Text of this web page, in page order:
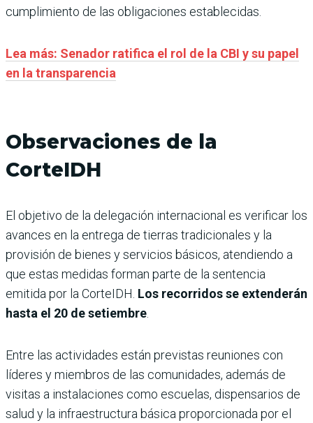
cumplimiento de las obligaciones establecidas.
Lea más: Senador ratifica el rol de la CBI y su papel
en la transparencia
Observaciones de la
CorteIDH
El objetivo de la delegación internacional es verificar los
avances en la entrega de tierras tradicionales y la
provisión de bienes y servicios básicos, atendiendo a
que estas medidas forman parte de la sentencia
emitida por la CorteIDH. Los recorridos se extenderán
hasta el 20 de setiembre
Entre las actividades están previstas reuniones con
líderes y miembros de las comunidades, además de
visitas a instalaciones como escuelas, dispensarios de
salud y la infraestructura básica proporcionada por el